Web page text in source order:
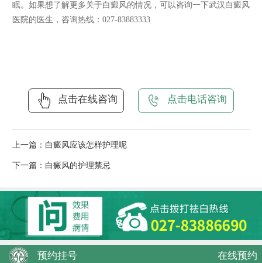
眠。如果想了解更多关于白癜风的情况，可以咨询一下武汉白癜风
医院的医生，咨询热线：027-83883333
点击在线咨询 点击电话咨询
上一篇： 白癜风应该怎样护理呢
下一篇： 白癜风的护理禁忌
预约挂号 在线预约